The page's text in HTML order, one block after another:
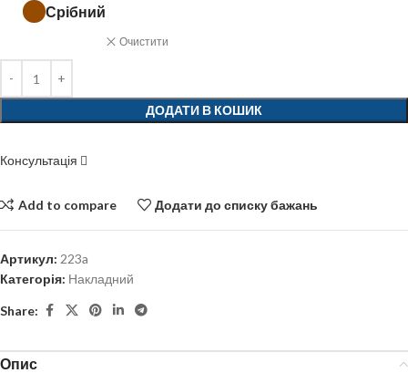
Срібний
Очистити
ДОДАТИ В КОШИК
Консультація
Add to compare Додати до списку бажань
Артикул: 223a
Категорія: Накладний
Share:
Опис